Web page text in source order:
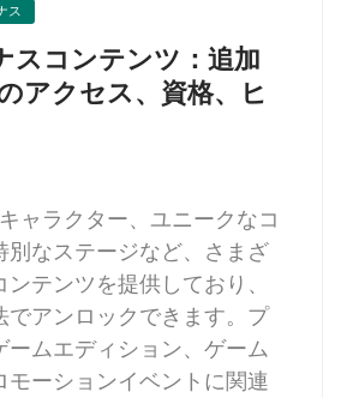
ス
スコンテンツ：追加
アクセス、資格、ヒ
ャラクター、ユニークなコ
別なステージなど、さまざ
テンツを提供しており、
でアンロックできます。プ
ームエディション、ゲーム
モーションイベントに関連